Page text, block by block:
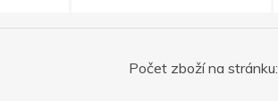
Počet zboží na stránku: